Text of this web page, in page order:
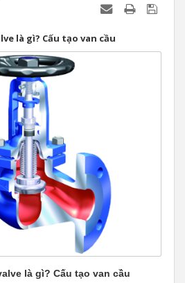
là gì? Cấu tạo van cầu
là gì? Cấu tạo van cầu